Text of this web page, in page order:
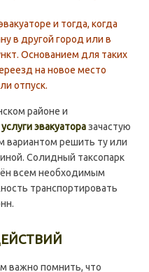
и тогда, когда
в другой город или в
Основанием для таких
на новое место
отпуск.
районе и
эвакуаторазачастую
решить ту или
Солидный таксопарк
всем необходимым
транспортировать
важно помнить, что